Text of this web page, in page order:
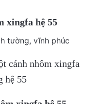
xingfa hệ 55
cánh nhôm xingfa
hệ 55